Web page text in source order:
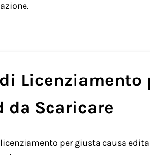
Licenziamento
da Scaricare
per giusta causa